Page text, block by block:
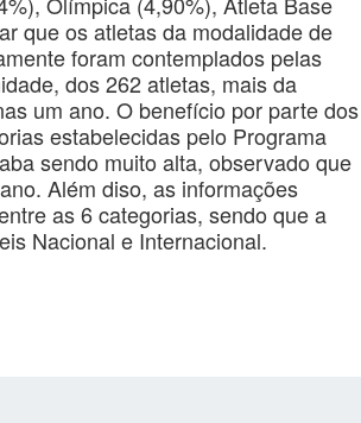
que os atletas da modalidade de
foram contemplados pelas
dos 262 atletas, mais da
um ano. O benefício por parte dos
estabelecidas pelo Programa
sendo muito alta, observado que
Além diso, as informações
as 6 categorias, sendo que a
Nacional e Internacional.